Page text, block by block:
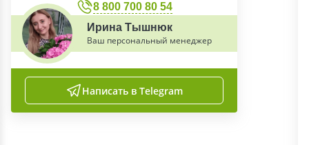
8 800 700 80 54
Ирина Тышнюк
Ваш персональный менеджер
Написать в Telegram